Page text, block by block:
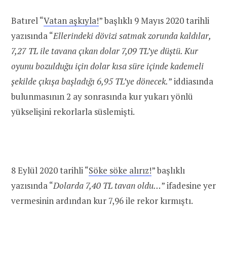
Batırel “Vatan aşkıyla!” başlıklı 9 Mayıs 2020 tarihli
yazısında “Ellerindeki dövizi satmak zorunda kaldılar,
7,27 TL ile tavana çıkan dolar 7,09 TL’ye düştü. Kur
oyunu bozulduğu için dolar kısa süre içinde kademeli
şekilde çıkışa başladığı 6,95 TL’ye dönecek.” iddiasında
bulunmasının 2 ay sonrasında kur yukarı yönlü
yükselişini rekorlarla süslemişti.
8 Eylül 2020 tarihli “Söke söke alırız!” başlıklı
yazısında “Dolarda 7,40 TL tavan oldu…” ifadesine yer
vermesinin ardından kur 7,96 ile rekor kırmıştı.